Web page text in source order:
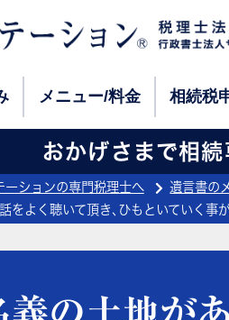
メニュー/料金 相続税
メニュー/料金 相続税
おかげさまで相続専
ーションの専門税理士へ 遺言書の
をよく聴いて頂き､ひもといていく事
義の土地が